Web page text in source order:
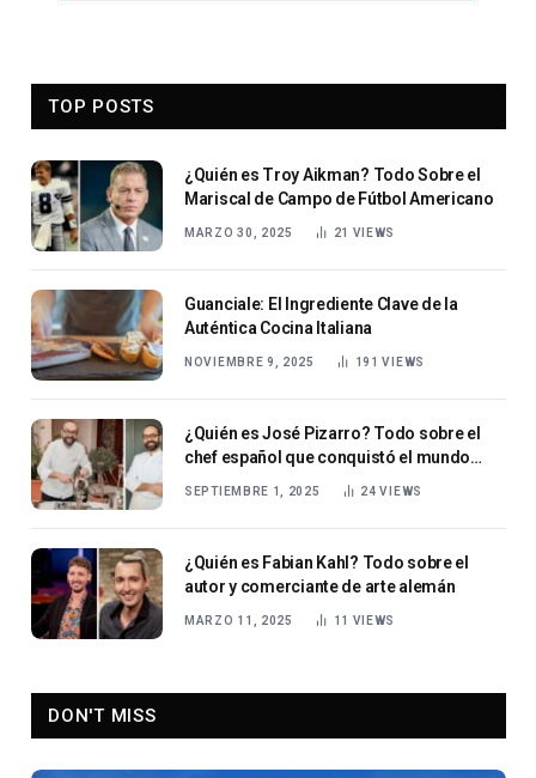
TOP POSTS
¿Quién es Troy Aikman? Todo Sobre el
Mariscal de Campo de Fútbol Americano
MARZO 30, 2025 21 VIEWS
Guanciale: El Ingrediente Clave de la
Auténtica Cocina Italiana
NOVIEMBRE 9, 2025 191VIEWS
¿Quién es José Pizarro? Todo sobre el
chef español que conquistó el mundo
culinario
SEPTIEMBRE 1, 2025 24VIEWS
¿Quién es Fabian Kahl? Todo sobre el
autor y comerciante de arte alemán
MARZO 11, 2025 11 VIEWS
DON'T MISS